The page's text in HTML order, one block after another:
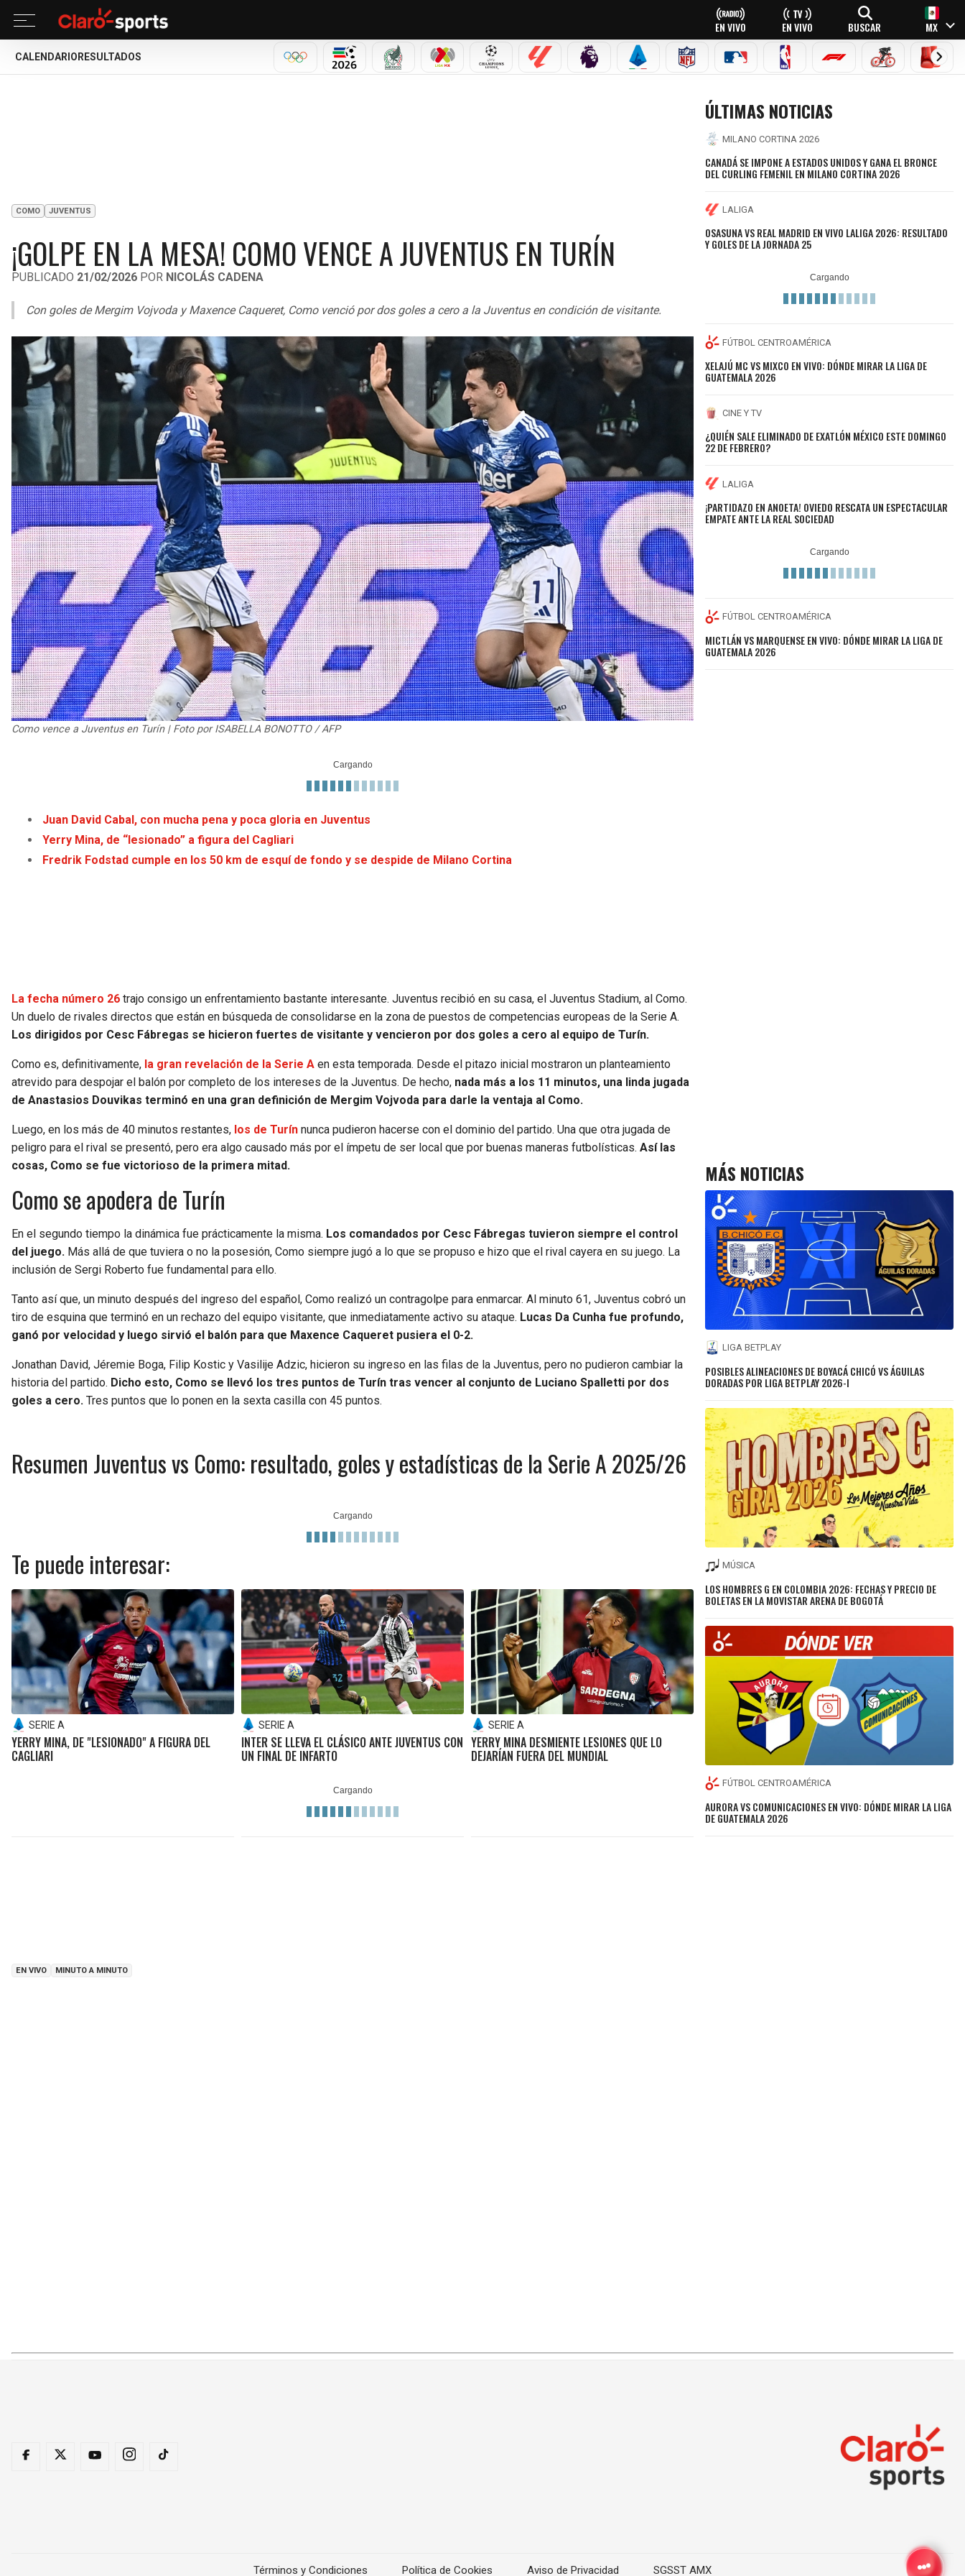
EN VIVO EN VIVO BUSCAR MX
CALENDARIO RESULTADOS
MILANO CORTINA 2026
MUNDIAL 2026SELECCIÓN MEXICANA
LIGA MX CHAMPIONS LEAGUE
LALIGA PREMIER LEAGUE
SERIE A NFL MLB NBA FÓRMULA 1CICLISMOBOXEO
COMO JUVENTUS
¡GOLPE EN LA MESA! COMO VENCE A JUVENTUS EN TURÍN
PUBLICADO 21/02/2026 POR NICOLÁS CADENA
Con goles de Mergim Vojvoda y Maxence Caqueret, Como venció por dos goles a cero a la Juventus en condición de visitante.
Como vence a Juventus en Turín | Foto por ISABELLA BONOTTO / AFP
Juan David Cabal, con mucha pena y poca gloria en Juventus
Yerry Mina, de “lesionado” a figura del Cagliari
Fredrik Fodstad cumple en los 50 km de esquí de fondo y se despide de Milano Cortina
La fecha número 26 trajo consigo un enfrentamiento bastante interesante. Juventus recibió en su casa, el Juventus Stadium, al Como.
Un duelo de rivales directos que están en búsqueda de consolidarse en la zona de puestos de competencias europeas de la Serie A.
Los dirigidos por Cesc Fábregas se hicieron fuertes de visitante y vencieron por dos goles a cero al equipo de Turín.
Como es, definitivamente, la gran revelación de la Serie A en esta temporada. Desde el pitazo inicial mostraron un planteamiento
atrevido para despojar el balón por completo de los intereses de la Juventus. De hecho, nada más a los 11 minutos, una linda jugada
de Anastasios Douvikas terminó en una gran definición de Mergim Vojvoda para darle la ventaja al Como.
Luego, en los más de 40 minutos restantes, los de Turín nunca pudieron hacerse con el dominio del partido. Una que otra jugada de
peligro para el rival se presentó, pero era algo causado más por el ímpetu de ser local que por buenas maneras futbolísticas. Así las
cosas, Como se fue victorioso de la primera mitad.
Como se apodera de Turín
En el segundo tiempo la dinámica fue prácticamente la misma. Los comandados por Cesc Fábregas tuvieron siempre el control
del juego. Más allá de que tuviera o no la posesión, Como siempre jugó a lo que se propuso e hizo que el rival cayera en su juego. La
inclusión de Sergi Roberto fue fundamental para ello.
Tanto así que, un minuto después del ingreso del español, Como realizó un contragolpe para enmarcar. Al minuto 61, Juventus cobró un
tiro de esquina que terminó en un rechazo del equipo visitante, que inmediatamente activo su ataque. Lucas Da Cunha fue profundo,
ganó por velocidad y luego sirvió el balón para que Maxence Caqueret pusiera el 0-2.
Jonathan David, Jéremie Boga, Filip Kostic y Vasilije Adzic, hicieron su ingreso en las filas de la Juventus, pero no pudieron cambiar la
historia del partido. Dicho esto, Como se llevó los tres puntos de Turín tras vencer al conjunto de Luciano Spalletti por dos
goles a cero. Tres puntos que lo ponen en la sexta casilla con 45 puntos.
Resumen Juventus vs Como: resultado, goles y estadísticas de la Serie A 2025/26
Te puede interesar:
SERIE A
YERRY MINA, DE "LESIONADO" A FIGURA DEL
CAGLIARI
SERIE A
INTER SE LLEVA EL CLÁSICO ANTE JUVENTUS CON
UN FINAL DE INFARTO
SERIE A
YERRY MINA DESMIENTE LESIONES QUE LO
DEJARÍAN FUERA DEL MUNDIAL
EN VIVO MINUTO A MINUTO
ÚLTIMAS NOTICIAS
MILANO CORTINA 2026
CANADÁ SE IMPONE A ESTADOS UNIDOS Y GANA EL BRONCE
DEL CURLING FEMENIL EN MILANO CORTINA 2026
LALIGA
OSASUNA VS REAL MADRID EN VIVO LALIGA 2026: RESULTADO
Y GOLES DE LA JORNADA 25
FÚTBOL CENTROAMÉRICA
XELAJÚ MC VS MIXCO EN VIVO: DÓNDE MIRAR LA LIGA DE
GUATEMALA 2026
CINE Y TV
¿QUIÉN SALE ELIMINADO DE EXATLÓN MÉXICO ESTE DOMINGO
22 DE FEBRERO?
LALIGA
¡PARTIDAZO EN ANOETA! OVIEDO RESCATA UN ESPECTACULAR
EMPATE ANTE LA REAL SOCIEDAD
FÚTBOL CENTROAMÉRICA
MICTLÁN VS MARQUENSE EN VIVO: DÓNDE MIRAR LA LIGA DE
GUATEMALA 2026
MÁS NOTICIAS
LIGA BETPLAY
POSIBLES ALINEACIONES DE BOYACÁ CHICÓ VS ÁGUILAS
DORADAS POR LIGA BETPLAY 2026-I
MÚSICA
LOS HOMBRES G EN COLOMBIA 2026: FECHAS Y PRECIO DE
BOLETAS EN LA MOVISTAR ARENA DE BOGOTÁ
FÚTBOL CENTROAMÉRICA
AURORA VS COMUNICACIONES EN VIVO: DÓNDE MIRAR LA LIGA
DE GUATEMALA 2026
Términos y Condiciones Política de Cookies Aviso de Privacidad SGSST AMX